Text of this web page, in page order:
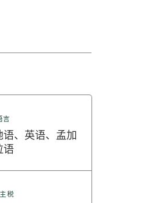
言
语、英语、孟加
语
税